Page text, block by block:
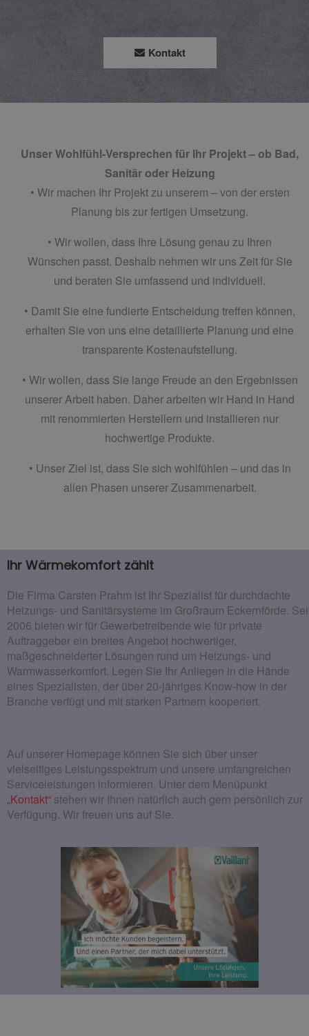
Kontakt
Unser Wohlfühl-Versprechen für Ihr Projekt ­­­­– ob Bad,
Sanitär oder Heizung
• Wir machen Ihr Projekt zu unserem – von der ersten
Planung bis zur fertigen Umsetzung.
• Wir wollen, dass Ihre Lösung genau zu Ihren
Wünschen passt. Deshalb nehmen wir uns Zeit für Sie
und beraten Sie umfassend und individuell.
• Damit Sie eine fundierte Entscheidung treffen können,
erhalten Sie von uns eine detaillierte Planung und eine
transparente Kostenaufstellung.
• Wir wollen, dass Sie lange Freude an den Ergebnissen
unserer Arbeit haben. Daher arbeiten wir Hand in Hand
mit renommierten Herstellern und installieren nur
hochwertige Produkte.
• Unser Ziel ist, dass Sie sich wohlfühlen – und das in
allen Phasen unserer Zusammenarbeit.
Ihr Wärmekomfort zählt
Die Firma Carsten Prahm ist Ihr Spezialist für durchdachte
Heizungs- und Sanitärsysteme im Großraum Eckernförde.
2006 bieten wir für Gewerbetreibende wie für private
Auftraggeber ein breites Angebot hochwertiger,
maßgeschneiderter Lösungen rund um Heizungs- und
Warmwasserkomfort. Legen Sie Ihr Anliegen in die Hände
eines Spezialisten, der über 20-jähriges Know-how in der
Branche verfügt und mit starken Partnern kooperiert.
Auf unserer Homepage können Sie sich über unser
vielseitiges Leistungsspektrum und unsere umfangreichen
Serviceleistungen informieren. Unter dem Menüpunkt
„Kontakt“ stehen wir Ihnen natürlich auch gern persönlich zur
Verfügung. Wir freuen uns auf Sie.